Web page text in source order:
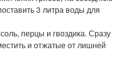
3 литра воды для
перцы и гвоздика. Сразу
и отжатые от лишней